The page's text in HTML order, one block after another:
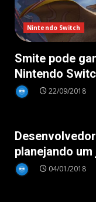
Nintendo Switch
Smite pode
Nintendo
22/09/2018
planejando
04/01/2018